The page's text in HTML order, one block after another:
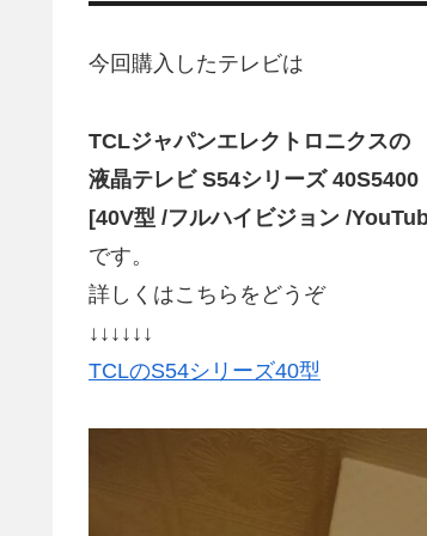
今回購入したテレビは
TCLジャパンエレクトロニクスの
液晶テレビ S54シリーズ 40S5400
[40V型 /フルハイビジョン /
です。
詳しくはこちらをどうぞ
↓↓↓↓↓↓
TCLのS54シリーズ40型